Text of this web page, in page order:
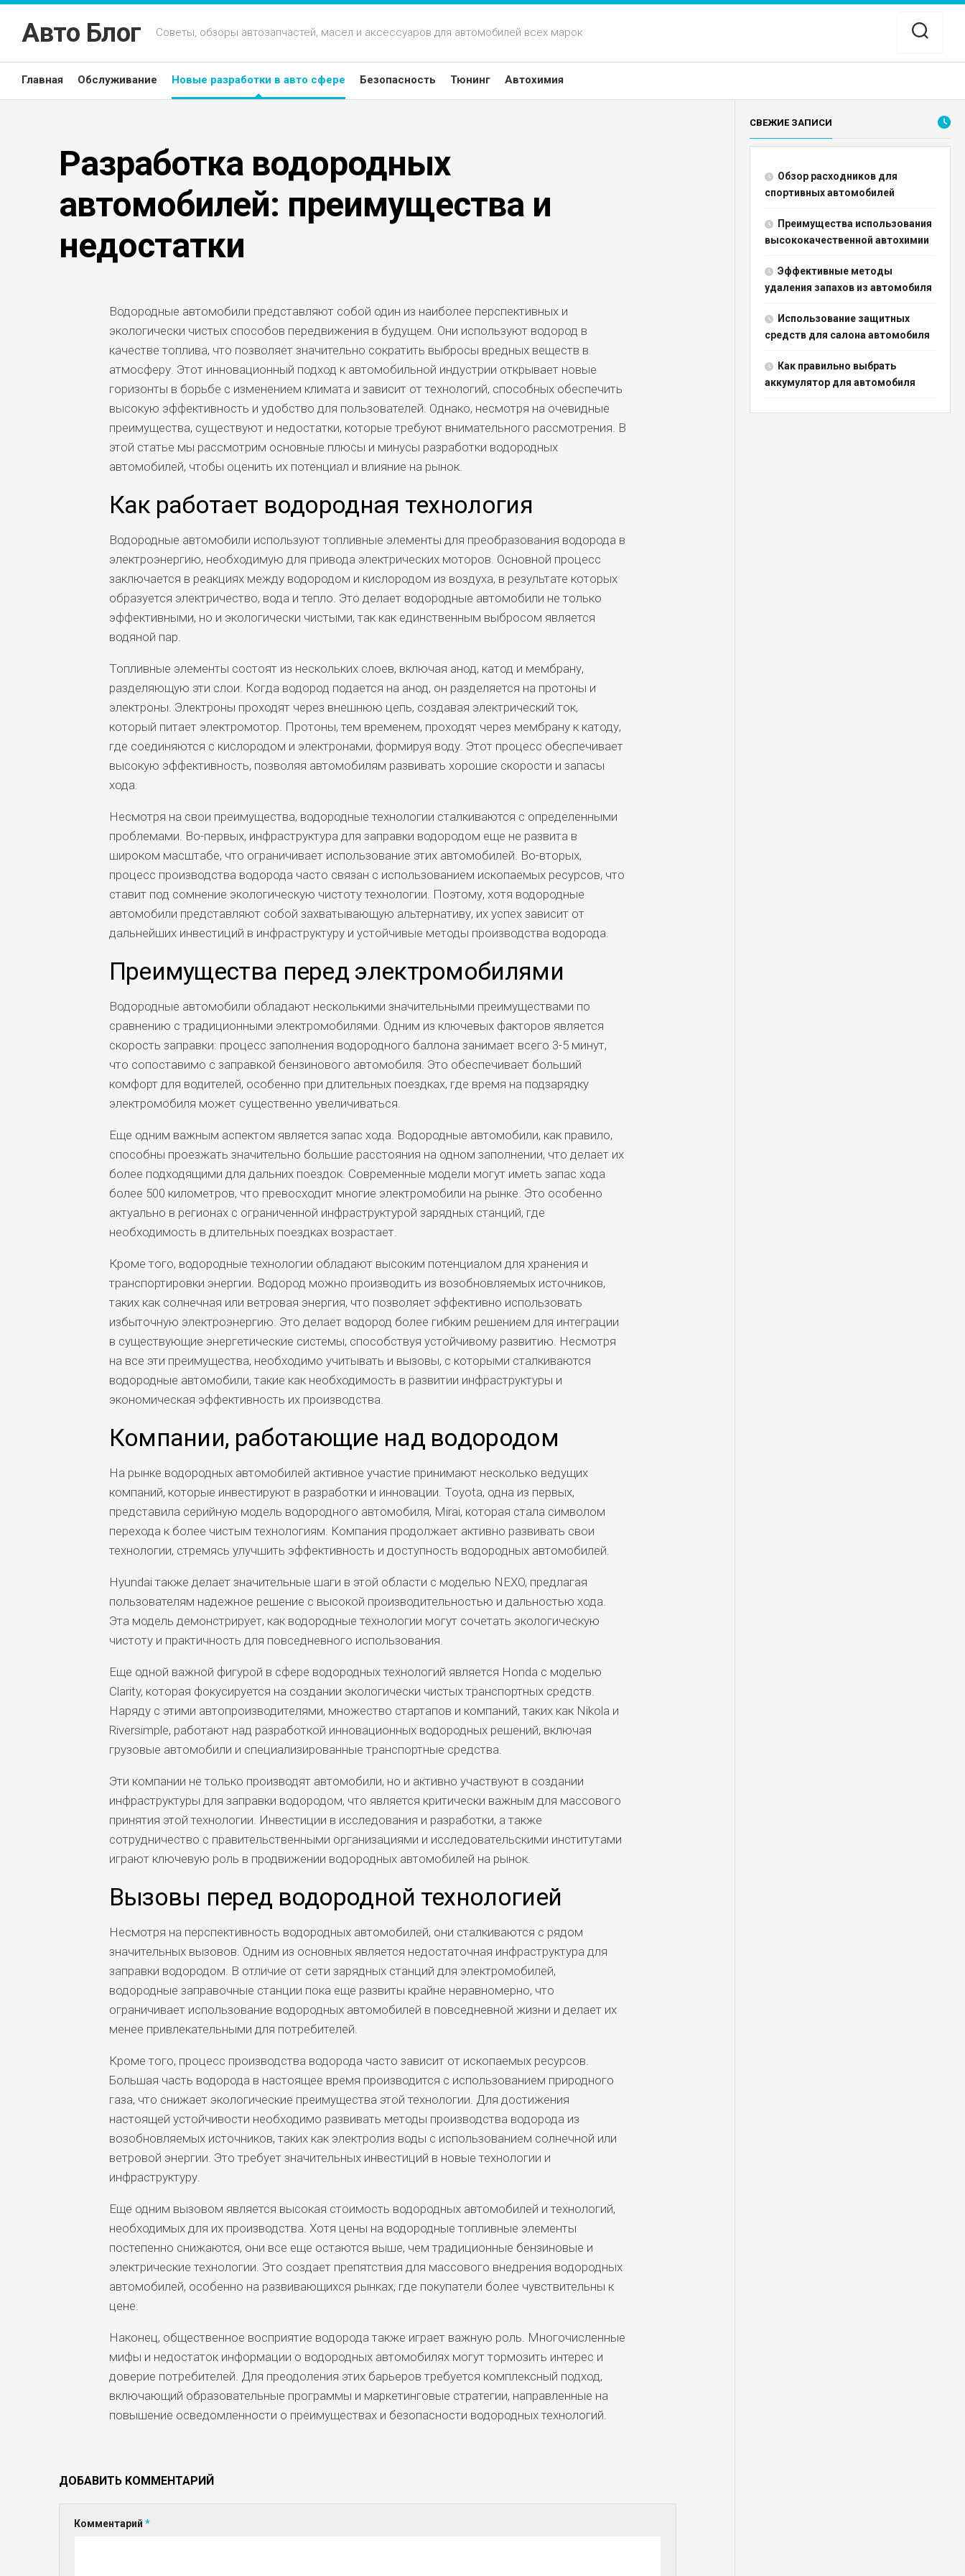
Перейти
содержанию
Авто Блог Советы, обзоры автозапчастей, масел и аксессуаров для автомобилей всех марок
Главная Обслуживание Новые разработки в авто сфере Безопасность Тюнинг Автохимия
Разработка водородных
автомобилей: преимущества и
недостатки
Водородные автомобили представляют собой один из наиболее перспективных и
экологически чистых способов передвижения в будущем. Они используют водород в
качестве топлива, что позволяет значительно сократить выбросы вредных веществ в
атмосферу. Этот инновационный подход к автомобильной индустрии открывает новые
горизонты в борьбе с изменением климата и зависит от технологий, способных обеспечить
высокую эффективность и удобство для пользователей. Однако, несмотря на очевидные
преимущества, существуют и недостатки, которые требуют внимательного рассмотрения. В
этой статье мы рассмотрим основные плюсы и минусы разработки водородных
автомобилей, чтобы оценить их потенциал и влияние на рынок.
Как работает водородная технология
Водородные автомобили используют топливные элементы для преобразования водорода в
электроэнергию, необходимую для привода электрических моторов. Основной процесс
заключается в реакциях между водородом и кислородом из воздуха, в результате которых
образуется электричество, вода и тепло. Это делает водородные автомобили не только
эффективными, но и экологически чистыми, так как единственным выбросом является
водяной пар.
Топливные элементы состоят из нескольких слоев, включая анод, катод и мембрану,
разделяющую эти слои. Когда водород подается на анод, он разделяется на протоны и
электроны. Электроны проходят через внешнюю цепь, создавая электрический ток,
который питает электромотор. Протоны, тем временем, проходят через мембрану к катоду,
где соединяются с кислородом и электронами, формируя воду. Этот процесс обеспечивает
высокую эффективность, позволяя автомобилям развивать хорошие скорости и запасы
хода.
Несмотря на свои преимущества, водородные технологии сталкиваются с определенными
проблемами. Во-первых, инфраструктура для заправки водородом еще не развита в
широком масштабе, что ограничивает использование этих автомобилей. Во-вторых,
процесс производства водорода часто связан с использованием ископаемых ресурсов, что
ставит под сомнение экологическую чистоту технологии. Поэтому, хотя водородные
автомобили представляют собой захватывающую альтернативу, их успех зависит от
дальнейших инвестиций в инфраструктуру и устойчивые методы производства водорода.
Преимущества перед электромобилями
Водородные автомобили обладают несколькими значительными преимуществами по
сравнению с традиционными электромобилями. Одним из ключевых факторов является
скорость заправки: процесс заполнения водородного баллона занимает всего 3-5 минут,
что сопоставимо с заправкой бензинового автомобиля. Это обеспечивает больший
комфорт для водителей, особенно при длительных поездках, где время на подзарядку
электромобиля может существенно увеличиваться.
Еще одним важным аспектом является запас хода. Водородные автомобили, как правило,
способны проезжать значительно большие расстояния на одном заполнении, что делает их
более подходящими для дальних поездок. Современные модели могут иметь запас хода
более 500 километров, что превосходит многие электромобили на рынке. Это особенно
актуально в регионах с ограниченной инфраструктурой зарядных станций, где
необходимость в длительных поездках возрастает.
Кроме того, водородные технологии обладают высоким потенциалом для хранения и
транспортировки энергии. Водород можно производить из возобновляемых источников,
таких как солнечная или ветровая энергия, что позволяет эффективно использовать
избыточную электроэнергию. Это делает водород более гибким решением для интеграции
в существующие энергетические системы, способствуя устойчивому развитию. Несмотря
на все эти преимущества, необходимо учитывать и вызовы, с которыми сталкиваются
водородные автомобили, такие как необходимость в развитии инфраструктуры и
экономическая эффективность их производства.
Компании, работающие над водородом
На рынке водородных автомобилей активное участие принимают несколько ведущих
компаний, которые инвестируют в разработки и инновации. Toyota, одна из первых,
представила серийную модель водородного автомобиля, Mirai, которая стала символом
перехода к более чистым технологиям. Компания продолжает активно развивать свои
технологии, стремясь улучшить эффективность и доступность водородных автомобилей.
Hyundai также делает значительные шаги в этой области с моделью NEXO, предлагая
пользователям надежное решение с высокой производительностью и дальностью хода.
Эта модель демонстрирует, как водородные технологии могут сочетать экологическую
чистоту и практичность для повседневного использования.
Еще одной важной фигурой в сфере водородных технологий является Honda с моделью
Clarity, которая фокусируется на создании экологически чистых транспортных средств.
Наряду с этими автопроизводителями, множество стартапов и компаний, таких как Nikola и
Riversimple, работают над разработкой инновационных водородных решений, включая
грузовые автомобили и специализированные транспортные средства.
Эти компании не только производят автомобили, но и активно участвуют в создании
инфраструктуры для заправки водородом, что является критически важным для массового
принятия этой технологии. Инвестиции в исследования и разработки, а также
сотрудничество с правительственными организациями и исследовательскими институтами
играют ключевую роль в продвижении водородных автомобилей на рынок.
Вызовы перед водородной технологией
Несмотря на перспективность водородных автомобилей, они сталкиваются с рядом
значительных вызовов. Одним из основных является недостаточная инфраструктура для
заправки водородом. В отличие от сети зарядных станций для электромобилей,
водородные заправочные станции пока еще развиты крайне неравномерно, что
ограничивает использование водородных автомобилей в повседневной жизни и делает их
менее привлекательными для потребителей.
Кроме того, процесс производства водорода часто зависит от ископаемых ресурсов.
Большая часть водорода в настоящее время производится с использованием природного
газа, что снижает экологические преимущества этой технологии. Для достижения
настоящей устойчивости необходимо развивать методы производства водорода из
возобновляемых источников, таких как электролиз воды с использованием солнечной или
ветровой энергии. Это требует значительных инвестиций в новые технологии и
инфраструктуру.
Еще одним вызовом является высокая стоимость водородных автомобилей и технологий,
необходимых для их производства. Хотя цены на водородные топливные элементы
постепенно снижаются, они все еще остаются выше, чем традиционные бензиновые и
электрические технологии. Это создает препятствия для массового внедрения водородных
автомобилей, особенно на развивающихся рынках, где покупатели более чувствительны к
цене.
Наконец, общественное восприятие водорода также играет важную роль. Многочисленные
мифы и недостаток информации о водородных автомобилях могут тормозить интерес и
доверие потребителей. Для преодоления этих барьеров требуется комплексный подход,
включающий образовательные программы и маркетинговые стратегии, направленные на
повышение осведомленности о преимуществах и безопасности водородных технологий.
ДОБАВИТЬ КОММЕНТАРИЙ
Комментарий *
СВЕЖИЕ ЗАПИСИ
Обзор расходников для
спортивных автомобилей
Преимущества использования
высококачественной автохимии
Эффективные методы
удаления запахов из автомобиля
Использование защитных
средств для салона автомобиля
Как правильно выбрать
аккумулятор для автомобиля